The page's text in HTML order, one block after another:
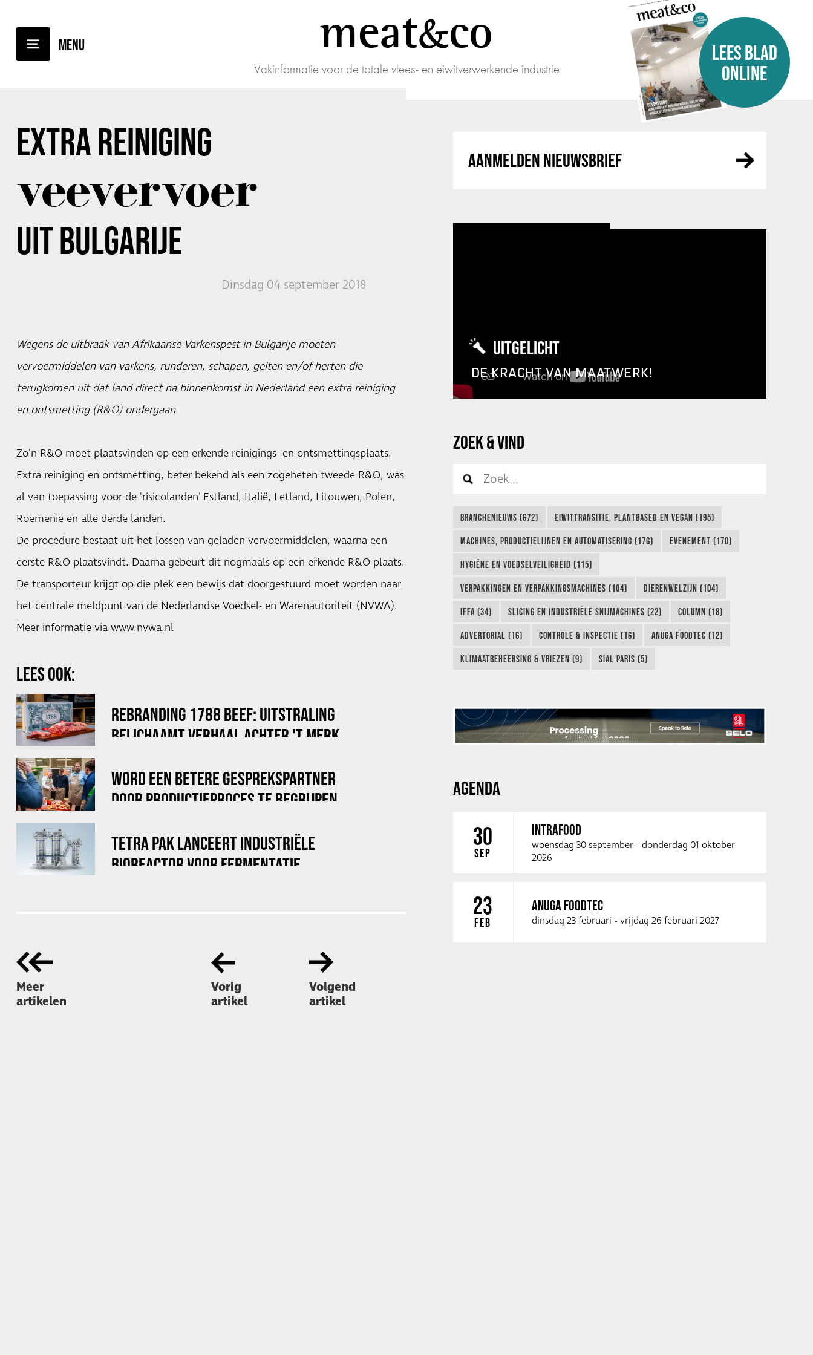
meatco
Vakinformatie voor de totale vlees- en eiwitverwerkende industrie
LEES BLAD
ONLINE
EXTRA REINIGING
veevervoer
UIT BULGARIJE
Dinsdag 04 september 2018
Wegens de uitbraak van Afrikaanse Varkenspest in Bulgarije moeten
vervoermiddelen van varkens, runderen, schapen, geiten en/of herten die
terugkomen uit dat land direct na binnenkomst in Nederland een extra reiniging
en ontsmetting (R&O) ondergaan
Zo'n R&O moet plaatsvinden op een erkende reinigings- en ontsmettingsplaats.
Extra reiniging en ontsmetting, beter bekend als een zogeheten tweede R&O, was
al van toepassing voor de 'risicolanden' Estland, Italië, Letland, Litouwen, Polen,
Roemenië en alle derde landen.
De procedure bestaat uit het lossen van geladen vervoermiddelen, waarna een
eerste R&O plaatsvindt. Daarna gebeurt dit nogmaals op een erkende R&O-plaats.
De transporteur krijgt op die plek een bewijs dat doorgestuurd moet worden naar
het centrale meldpunt van de Nederlandse Voedsel- en Warenautoriteit (NVWA).
Meer informatie via www.nvwa.nl
LEES OOK:
REBRANDING 1788 BEEF: UITSTRALING
BELICHAAMT VERHAAL ACHTER 'T MERK
WORD EEN BETERE GESPREKSPARTNER
DOOR PRODUCTIEPROCES TE BEGRIJPEN
TETRA PAK LANCEERT INDUSTRIËLE
BIOREACTOR VOOR FERMENTATIE
Meer
artikelen
Vorig
artikel
Volgend
artikel
AANMELDEN NIEUWSBRIEF
UITGELICHT
DE KRACHT VAN MAATWERK!
ZOEK & VIND
BRANCHENIEUWS (672) EIWITTRANSITIE, PLANTBASED EN VEGAN (195)
MACHINES, PRODUCTIELIJNEN EN AUTOMATISERING (176) EVENEMENT (170)
HYGIËNE EN VOEDSELVEILIGHEID (115)
VERPAKKINGEN EN VERPAKKINGSMACHINES (104) DIERENWELZIJN (104)
IFFA (34) SLICING EN INDUSTRIËLE SNIJMACHINES (22) COLUMN (18)
ADVERTORIAL (16) CONTROLE & INSPECTIE (16) ANUGA FOODTEC (12)
KLIMAATBEHEERSING & VRIEZEN (9) SIAL PARIS (5)
AGENDA
30
SEP
INTRAFOOD
woensdag 30 september - donderdag 01 oktober
2026
23
FEB
ANUGA FOODTEC
dinsdag 23 februari - vrijdag 26 februari 2027